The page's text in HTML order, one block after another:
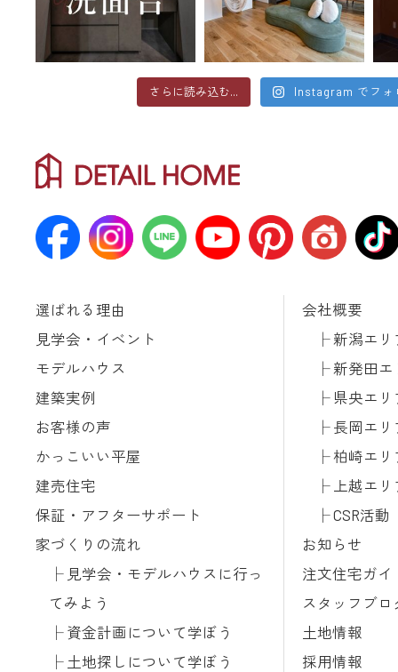
さらに読み込む... Instagram でフォ
選ばれる理由
見学会・イベント
モデルハウス
建築実例
お客様の声
かっこいい平屋
建売住宅
保証・アフターサポート
家づくりの流れ
見学会・モデルハウスに行っ
てみよう
資金計画について学ぼう
土地探しについて学ぼう
会社概要
新潟エリ
新発田エ
県央エリ
長岡エリ
柏崎エリ
上越エリ
CSR活動
お知らせ
注文住宅ガイ
スタッフブロ
土地情報
採用情報